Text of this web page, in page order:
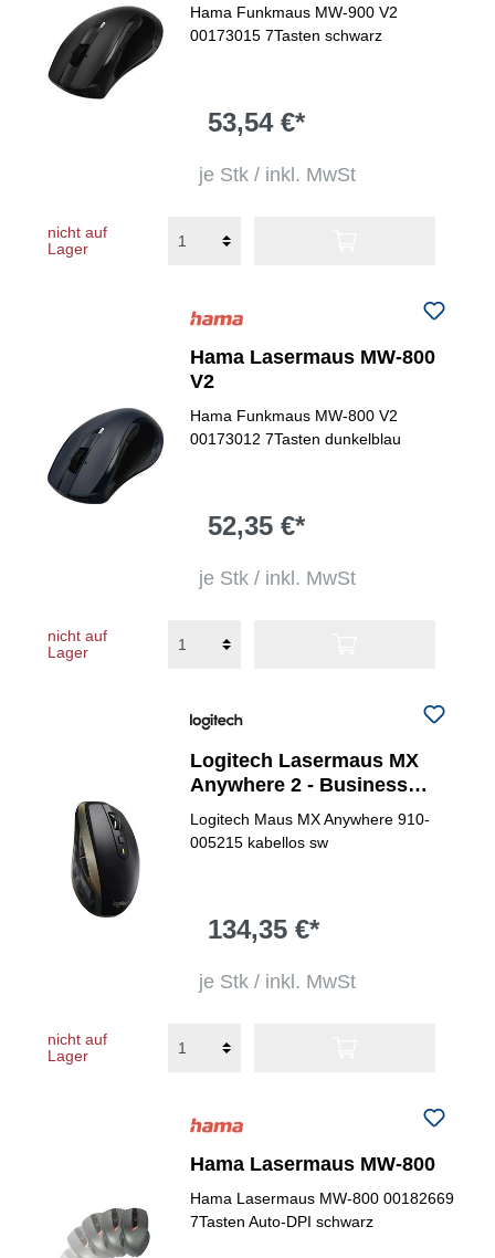
Hama Funkmaus MW-900 V2
00173015 7Tasten schwarz
53,54 €*
je Stk / inkl. MwSt
nicht auf
Lager
Hama Lasermaus MW-800
V2
Hama Funkmaus MW-800 V2
00173012 7Tasten dunkelblau
52,35 €*
je Stk / inkl. MwSt
nicht auf
Lager
Logitech Lasermaus MX
Anywhere 2 - Business
Edition ergonomisch
Logitech Maus MX Anywhere 910-
005215 kabellos sw
134,35 €*
je Stk / inkl. MwSt
nicht auf
Lager
Hama Lasermaus MW-800
Hama Lasermaus MW-800 00182669
7Tasten Auto-DPI schwarz